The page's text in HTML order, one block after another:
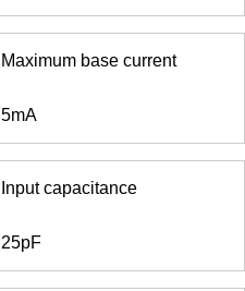
Maximum base current
5mA
Input capacitance
25pF